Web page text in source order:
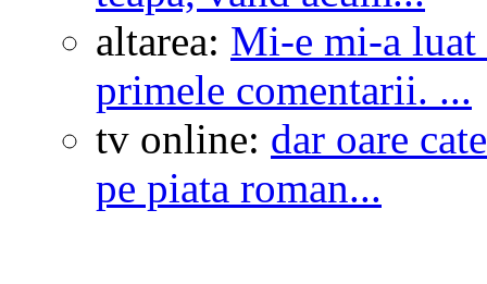
altarea: Mi-e mi-a luat
primele comentarii. ...
tv online: dar oare
pe piata roman...